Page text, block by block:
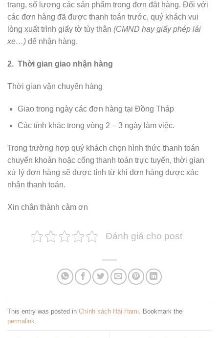
trạng, số lượng các sản phẩm trong đơn đặt hàng. Đối với
các đơn hàng đã được thanh toán trước, quý khách vui
lòng xuất trình giấy tờ tùy thân (CMND hay giấy phép lái
xe…) để nhận hàng.
2. Thời gian giao nhận hàng
Thời gian vận chuyển hàng
Giao trong ngày các đơn hàng tại Đồng Tháp
Các tỉnh khác trong vòng 2 – 3 ngày làm việc.
Trong trường hợp quý khách chọn hình thức thanh toán
chuyển khoản hoặc cổng thanh toán trực tuyến, thời gian
xử lý đơn hàng sẽ được tính từ khi đơn hàng được xác
nhận thanh toán.
Xin chân thành cảm ơn
Đánh giá cho post
This entry was posted in Chính sách Hải Hami . Bookmark the
permalink